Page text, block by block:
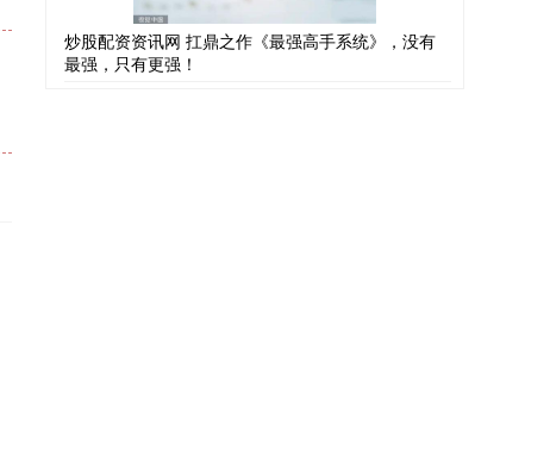
炒股配资资讯网 扛鼎之作《最强高手系统》，没有
最强，只有更强！